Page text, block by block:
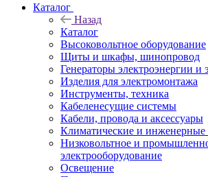
Каталог
Назад
Каталог
Высоковольтное оборудование
Щиты и шкафы, шинопровод
Генераторы электроэнергии и
Изделия для электромонтажа
Инструменты, техника
Кабеленесущие системы
Кабели, провода и аксессуары
Климатические и инженерные
Низковольтное и
электрооборудование
Освещение